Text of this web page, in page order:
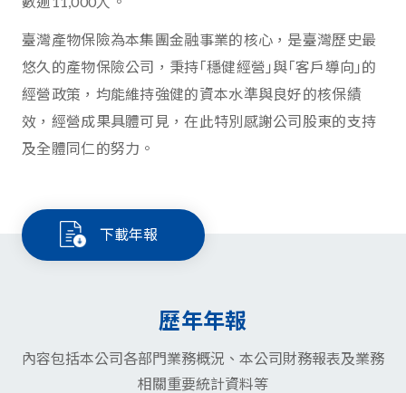
臺灣產物保險為本集團金融事業的核心，是臺灣歷史最
悠久的產物保險公司，秉持｢穩健經營｣與｢客戶導向｣的
經營政策，均能維持強健的資本水準與良好的核保績
效，經營成果具體可見，在此特別感謝公司股東的支持
及全體同仁的努力。
下載年報
歷年年報
內容包括本公司各部門業務概況、本公司財務報表及業務
相關重要統計資料等